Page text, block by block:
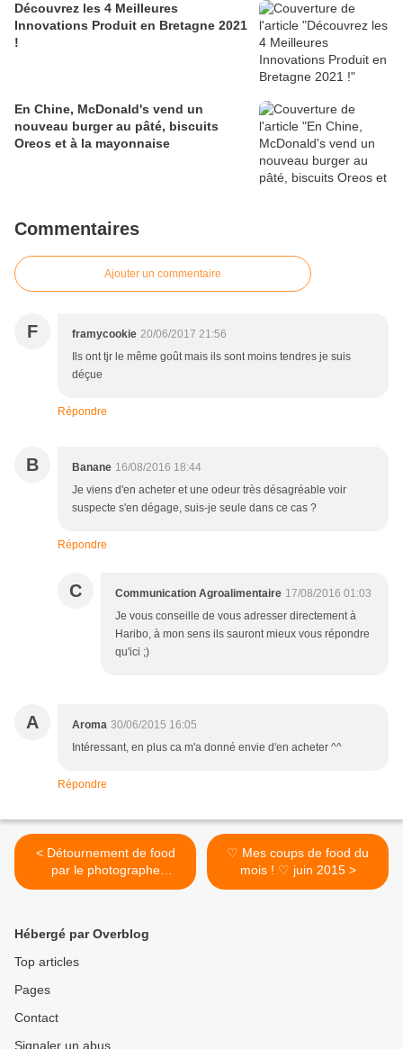
Découvrez les 4 Meilleures
Innovations Produit en Bretagne 2021
!
En Chine, McDonald's vend un
nouveau burger au pâté, biscuits
Oreos et à la mayonnaise
Commentaires
Ajouter un commentaire
F framycookie 20/06/2017 21:56
Ils ont tjr le même goût mais ils sont moins tendres je suis
déçue
Répondre
B Banane 16/08/2016 18:44
Je viens d'en acheter et une odeur très désagréable voir
suspecte s'en dégage, suis-je seule dans ce cas ?
Répondre
C Communication Agroalimentaire 17/08/2016 01:03
Je vous conseille de vous adresser directement à
Haribo, à mon sens ils sauront mieux vous répondre
qu'ici ;)
A Aroma 30/06/2015 16:05
Intéressant, en plus ca m'a donné envie d'en acheter ^^
Répondre
< Détournement de food
par le photographe
allemand Martin Roller
♡ Mes coups de food du
mois ! ♡ juin 2015 >
Hébergé par Overblog
Top articles
Pages
Contact
Signaler un abus